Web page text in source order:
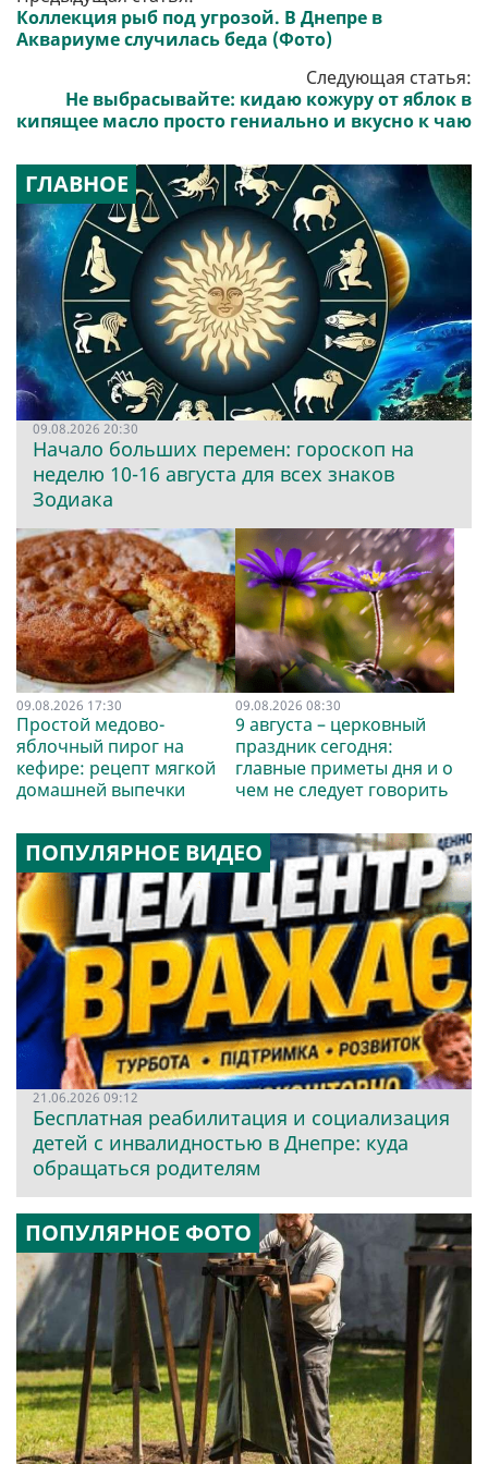
Коллекция рыб под угрозой. В Днепре в
Аквариуме случилась беда (Фото)
Следующая статья:
Не выбрасывайте: кидаю кожуру от яблок в
кипящее масло просто гениально и вкусно к чаю
ГЛАВНОЕ
09.08.2026 20:30
Начало больших перемен: гороскоп на
неделю 10-16 августа для всех знаков
Зодиака
09.08.2026 17:30
Простой медово-
яблочный пирог на
кефире: рецепт мягкой
домашней выпечки
09.08.2026 08:30
9 августа – церковный
праздник сегодня:
главные приметы дня и о
чем не следует говорить
ПОПУЛЯРНОЕ ВИДЕО
21.06.2026 09:12
Бесплатная реабилитация и социализация
детей с инвалидностью в Днепре: куда
обращаться родителям
ПОПУЛЯРНОЕ ФОТО